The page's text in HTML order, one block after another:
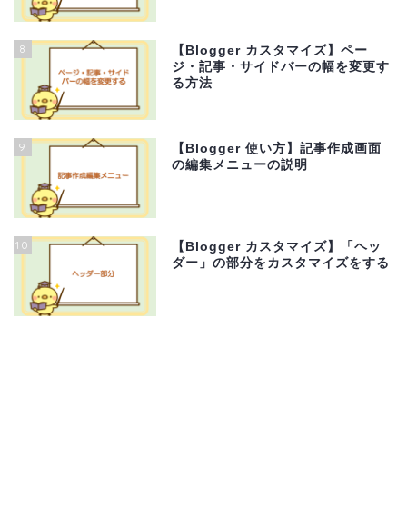
8
【Blogger カスタマイズ】ペー
ジ・記事・サイドバーの幅を変更す
る方法
9
【Blogger 使い方】記事作成画面
の編集メニューの説明
10
【Blogger カスタマイズ】「ヘッ
ダー」の部分をカスタマイズをする